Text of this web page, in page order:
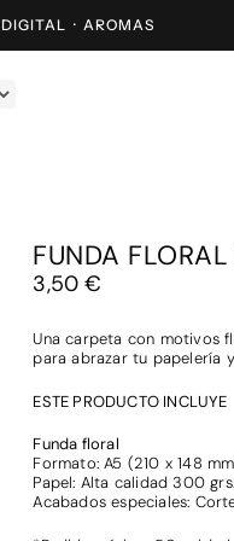
DIGITAL · AROMAS
FUNDA FLORAL
3,50€
Una carpeta con motivos
para abrazar tu papelería
ESTE PRODUCTO INCLUYE
Funda floral
Formato: A5 (210 x 148
Papel: Alta calidad 300
Acabados especiales: